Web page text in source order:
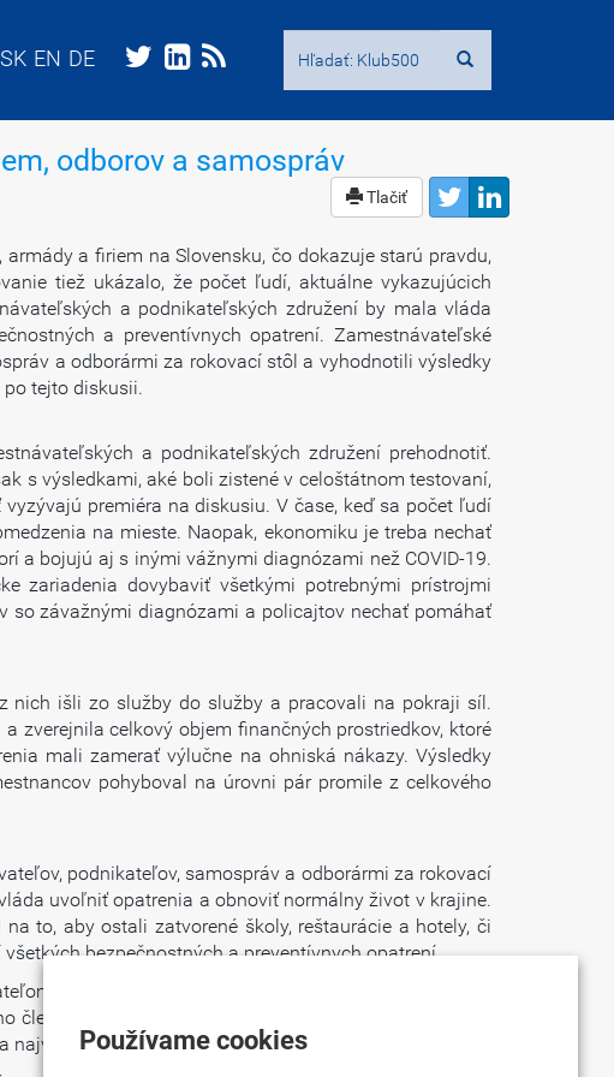
SK EN DE
SK EN DE
odborov a samospráv
Tlačiť
a firiem na Slovensku, čo dokazuje starú pravdu,
tiež ukázalo, že počet ľudí, aktuálne vykazujúcich
a podnikateľských združení by mala vláda
a preventívnych opatrení. Zamestnávateľské
a odborármi za rokovací stôl a vyhodnotili výsledky
tejto diskusii.
a podnikateľských združení prehodnotiť.
s výsledkami, aké boli zistené v celoštátnom testovaní,
premiéra na diskusiu. V čase, keď sa počet ľudí
na mieste. Naopak, ekonomiku je treba nechať
a bojujú aj s inými vážnymi diagnózami než COVID-19.
zariadenia dovybaviť všetkými potrebnými prístrojmi
so závažnými diagnózami a policajtov nechať pomáhať
nich išli zo služby do služby a pracovali na pokraji síl.
zverejnila celkový objem finančných prostriedkov, ktoré
mali zamerať výlučne na ohniská nákazy. Výsledky
pohyboval na úrovni pár promile z celkového
podnikateľov, samospráv a odborármi za rokovací
uvoľniť opatrenia a obnoviť normálny život v krajine.
to, aby ostali zatvorené školy, reštaurácie a hotely, či
bezpečnostných a preventívnych opatrení.
v ústrety a bude chcieť s nimi diskutovať. V tomto
vlády nemajú možnosť denno-denne sledovať
najviac dotýkajú.
Používame cookies